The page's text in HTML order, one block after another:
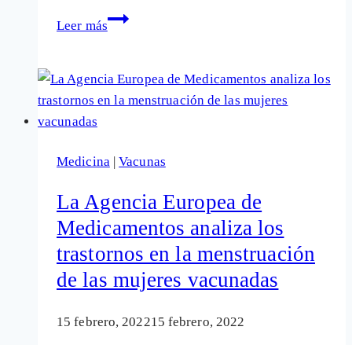
Leer más
Siguen
los
efectos
vacunas
en
el
ciclo
menstrual
Medicina|Vacunas
La Agencia Europea de
Medicamentos analiza los
trastornos en la menstruación
de las mujeres vacunadas
15 febrero, 202215 febrero, 2022